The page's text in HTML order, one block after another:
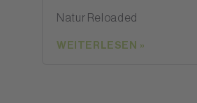
Natur Reloaded
WEITERLESEN »